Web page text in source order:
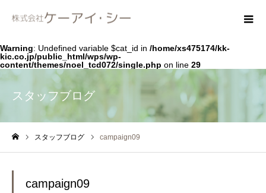
Warning: Undefined variable $cat_id in /home/xs475174/kk-
kic.co.jp/public_html/wps/wp-
content/themes/noel_tcd072/single.php on line 29
スタッフブログ
スタッフブログ campaign09
campaign09